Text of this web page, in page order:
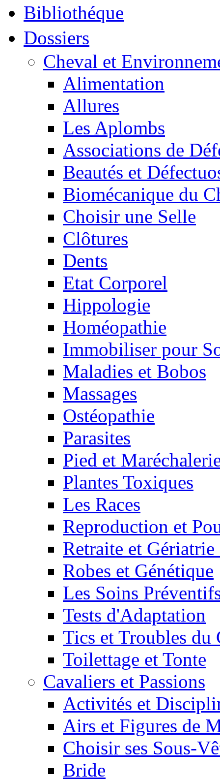
Bibliothéque
Dossiers
Cheval et
Alimentation
Allures
Les Aplombs
Associations de
Beautés et
Biomécanique du
Choisir une Selle
Clôtures
Dents
Etat Corporel
Hippologie
Homéopathie
Immobiliser pour
Maladies et Bobos
Massages
Ostéopathie
Parasites
Pied et
Plantes Toxiques
Les Races
Reproduction et
Retraite et
Robes et Génétique
Les Soins
Tests d'Adaptation
Tics et Troubles du
Toilettage et Tonte
Cavaliers et Passions
Activités et
Airs et Figures de
Choisir ses Sous-
Bride